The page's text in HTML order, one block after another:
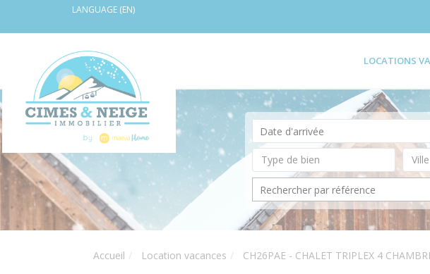
LANGUAGE (EN)
LOCATIONS
Accueil Location vacances CH26PAE - CHALET TRIPLEX 4